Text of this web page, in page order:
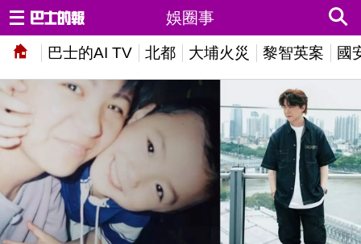
巴士的AI TV 北都 大埔火災 黎智英案 國
娛圈事